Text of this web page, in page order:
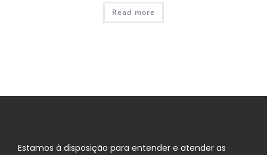
Read more
Estamos à disposição para entender e atender as